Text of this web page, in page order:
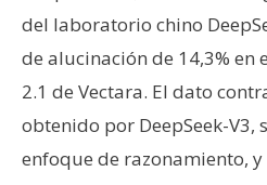
u
r
s
o
del laboratorio chino
de alucinación de 14,3% en
2.1 de Vectara. El dato
obtenido por DeepSeek-V3,
enfoque de razonamiento,